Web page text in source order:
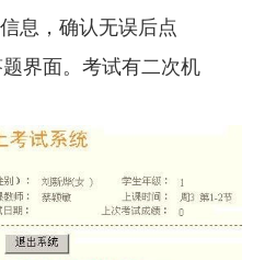
息，确认无误后点
界面。 考试有二次机